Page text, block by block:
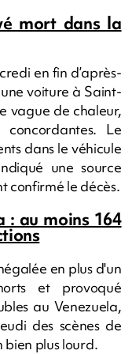
mort dans la
en fin d’après-
voiture à Saint-
vague de chaleur,
concordantes. Le
dans le véhicule
une source
confirmé le décès.
: au moins 164
en plus d'un
et provoqué
au Venezuela,
des scènes de
plus lourd.